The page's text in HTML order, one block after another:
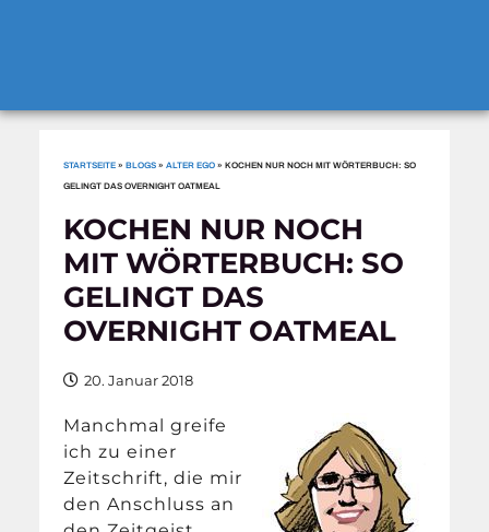
STARTSEITE »BLOGS »ALTER EGO »KOCHEN NUR NOCH MIT WÖRTERBUCH: SO
GELINGT DAS OVERNIGHT OATMEAL
KOCHEN NUR NOCH
MIT WÖRTERBUCH: SO
GELINGT DAS
OVERNIGHT OATMEAL
20. Januar 2018
Manchmal greife
ich zu einer
Zeitschrift, die mir
den Anschluss an